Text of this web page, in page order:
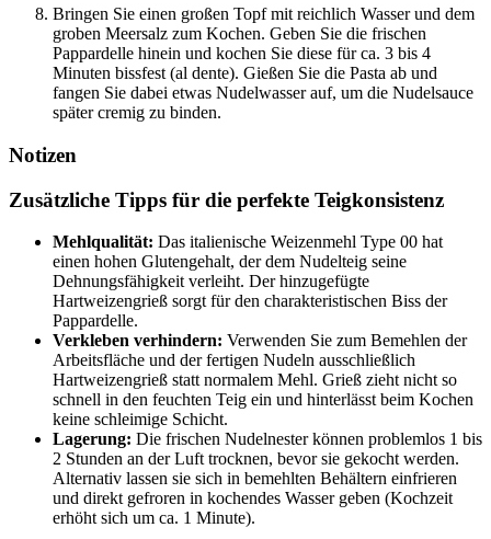
Bringen Sie einen großen Topf mit reichlich Wasser und dem
groben Meersalz zum Kochen. Geben Sie die frischen
Pappardelle hinein und kochen Sie diese für ca. 3 bis 4
Minuten bissfest (al dente). Gießen Sie die Pasta ab und
fangen Sie dabei etwas Nudelwasser auf, um die Nudelsauce
später cremig zu binden.
Notizen
Zusätzliche Tipps für die perfekte Teigkonsistenz
Mehlqualität: Das italienische Weizenmehl Type 00 hat
einen hohen Glutengehalt, der dem Nudelteig seine
Dehnungsfähigkeit verleiht. Der hinzugefügte
Hartweizengrieß sorgt für den charakteristischen Biss der
Pappardelle.
Verkleben verhindern: Verwenden Sie zum Bemehlen der
Arbeitsfläche und der fertigen Nudeln ausschließlich
Hartweizengrieß statt normalem Mehl. Grieß zieht nicht so
schnell in den feuchten Teig ein und hinterlässt beim Kochen
keine schleimige Schicht.
Lagerung: Die frischen Nudelnester können problemlos 1 bis
2 Stunden an der Luft trocknen, bevor sie gekocht werden.
Alternativ lassen sie sich in bemehlten Behältern einfrieren
und direkt gefroren in kochendes Wasser geben (Kochzeit
erhöht sich um ca. 1 Minute).